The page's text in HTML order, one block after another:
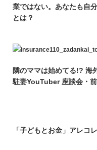
業ではない。あなたも自
とは？
隣のママは始めてる!? 海
駐妻YouTuber 座談会・
「子どもとお金」アレコ